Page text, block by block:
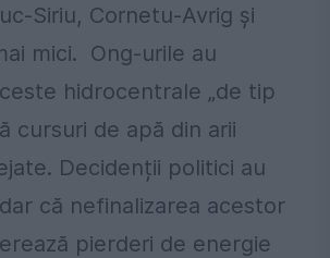
Siriu, Cornetu-Avrig și
mici. Ong-urile au
hidrocentrale „de tip
cursuri de apă din arii
Decidenții politici au
că nefinalizarea acestor
pierderi de energie